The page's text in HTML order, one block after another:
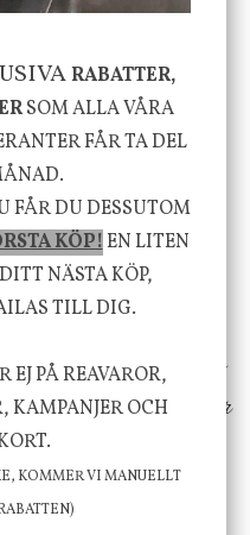
Vahé
Stengods
kr
INFO KÖP
upplevelse och
ditt hem! Med
dess färgpalett
produkter som
ger det lilla extra för
RABATTER,
SOM ALLA VÅRA
FÅR TA DEL
FÅR DU DESSUTOM
KÖP!EN LITEN
NÄSTA KÖP,
TILL DIG.
EJ PÅ REAVAROR,
KAMPANJER OCH
KOMMER VI MANUELLT